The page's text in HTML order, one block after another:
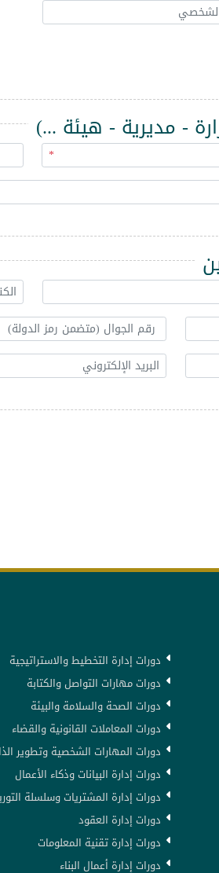
- مديرية - هيئة ...)
*
دورات إدارة التخطيط والاستراتيجية
دورات مهارات التواصل والكتابة
دورات الصحة والسلامة والبيئة
دورات المعاملات القانونية والقضاء
دورات المهارات الشخصية وتطوير
دورات إدارة البيانات وذكاء الأعمال
دورات إدارة المشتريات وسلسلة
دورات إدارة العقود
دورات إدارة تقنية المعلومات
دورات إدارة أعمال البناء